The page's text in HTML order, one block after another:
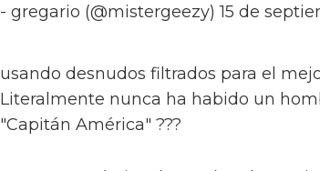
- gregario (@mistergeezy) 15 de
usando desnudos filtrados para el
Literalmente nunca ha habido un
"Capitán América" ???